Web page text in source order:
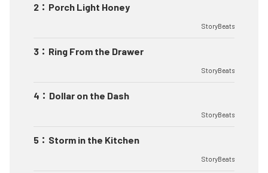
2 ： Porch Light Honey
StoryBeats
3 ： Ring From the Drawer
StoryBeats
4 ： Dollar on the Dash
StoryBeats
5 ： Storm in the Kitchen
StoryBeats